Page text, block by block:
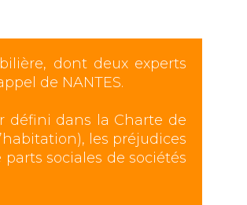
dont deux experts
de NANTES.
défini dans la Charte de
les préjudices
sociales de sociétés